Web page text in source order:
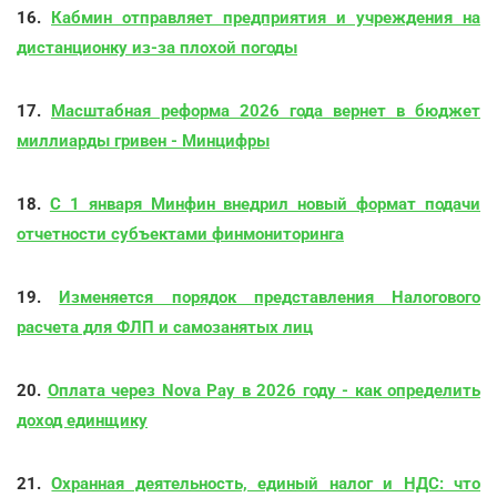
16. Кабмин отправляет предприятия и учреждения на
дистанционку из-за плохой погоды
17. Масштабная реформа 2026 года вернет в бюджет
миллиарды гривен - Минцифры
18. С 1 января Минфин внедрил новый формат подачи
отчетности субъектами финмониторинга
19.Изменяется порядок представления Налогового
расчета для ФЛП и самозанятых лиц
20. Оплата через Nova Pay в 2026 году - как определить
доход единщику
21.Охранная деятельность, единый налог и НДС: что